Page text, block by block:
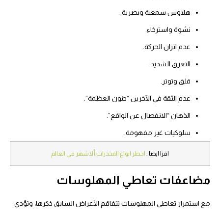
هلاوس سمعية وبصرية.
نشوة واسترخاء.
عدم اتزان الحركة.
التعرق الشديد.
قلق وتوتر.
عدم الثقة في الآخرين “جنون العظمة”.
الذهان “الانفصال عن الواقع”.
سلوكيات غير مفهومة.
اقرا ايضا : اخطر انواع المخدرات ألاشهر في العالم
مضاعفات تعاطي المهلوسات
مع استمرار تعاطي المهلوسات تتفاقم الأعراض السابق ذكرها، وتؤدي